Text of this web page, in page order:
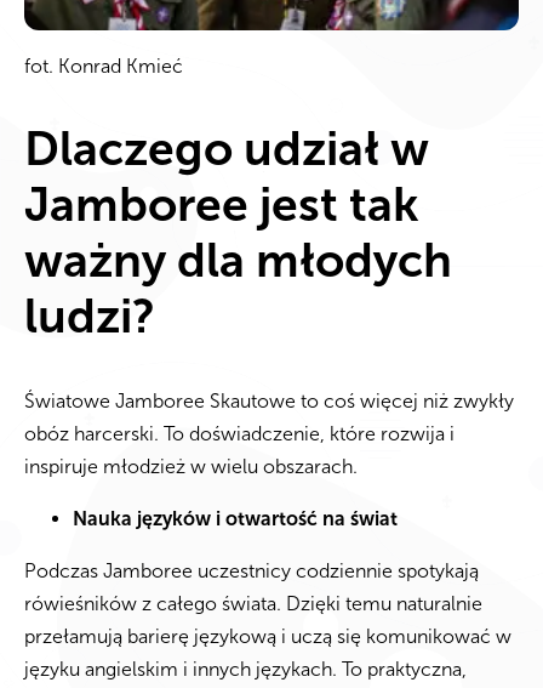
fot. Konrad Kmieć
Dlaczego udział w
Jamboree jest tak
ważny dla młodych
ludzi?
Światowe Jamboree Skautowe to coś więcej niż zwykły
obóz harcerski. To doświadczenie, które rozwija i
inspiruje młodzież w wielu obszarach.
Nauka języków i otwartość na świat
Podczas Jamboree uczestnicy codziennie spotykają
rówieśników z całego świata. Dzięki temu naturalnie
przełamują barierę językową i uczą się komunikować w
języku angielskim i innych językach. To praktyczna,